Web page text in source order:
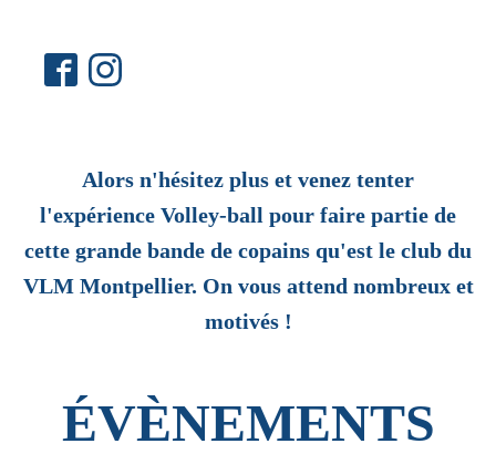
Alors n'hésitez plus et venez tenter
l'expérience Volley-ball pour faire partie de
cette grande bande de copains qu'est le club du
VLM Montpellier. On vous attend nombreux et
motivés !
ÉVÈNEMENTS